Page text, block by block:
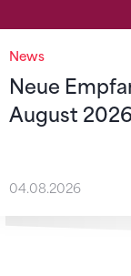
News
Neue
August 2026
04.08.2026